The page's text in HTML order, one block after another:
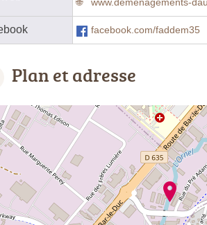
www.demenagements-
facebook.com/faddem35
Plan et adresse